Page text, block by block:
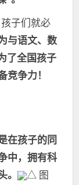
子们就必
与语文、数
了全国孩子
争力！
在孩子的同
中，拥有科
△ 图